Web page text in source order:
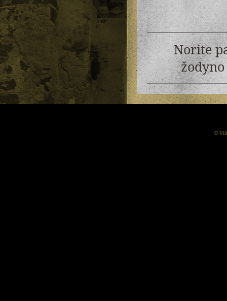
Norite
©